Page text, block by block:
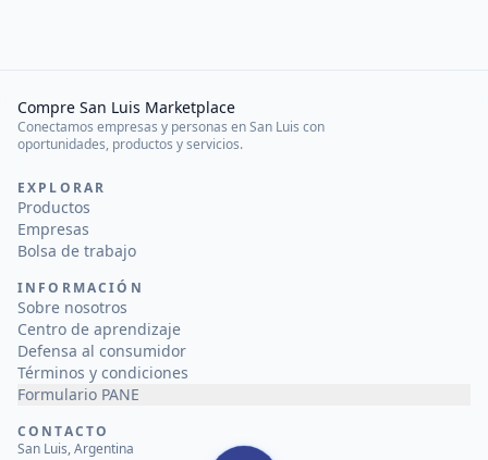
Compre San Luis Marketplace
Conectamos empresas y personas en San Luis con
oportunidades, productos y servicios.
EXPLORAR
Productos
Empresas
Bolsa de trabajo
INFORMACIÓN
Sobre nosotros
Centro de aprendizaje
Defensa al consumidor
Términos y condiciones
Formulario PANE
CONTACTO
San Luis, Argentina